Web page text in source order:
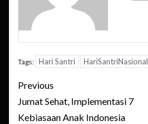
Tags: Hari Santri HariSantriNasional
Post
navigation
Previous
Jumat Sehat, Implementasi 7
Kebiasaan Anak Indonesia